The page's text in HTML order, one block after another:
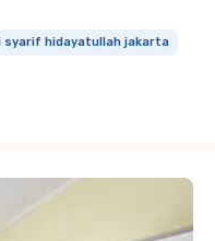
syarif hidayatullah jakarta